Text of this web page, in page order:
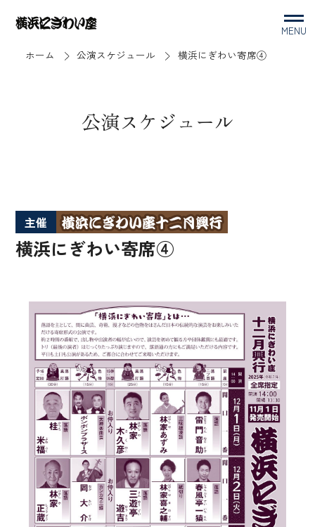
MENU
ホーム
公演スケジュール 横浜にぎわい寄席④
公演スケジュール
主催
横浜にぎわい寄席④